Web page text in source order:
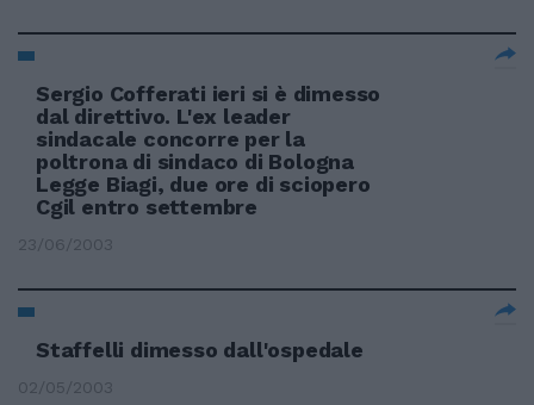
Sergio Cofferati ieri si è dimesso
dal direttivo. L'ex leader
sindacale concorre per la
poltrona di sindaco di Bologna
Legge Biagi, due ore di sciopero
Cgil entro settembre
23/06/2003
Staffelli dimesso dall'ospedale
02/05/2003